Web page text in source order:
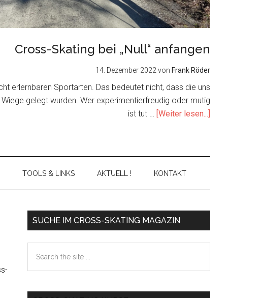
Cross-Skating bei „Null“ anfangen
14. Dezember 2022 von Frank Röder
erlernbaren Sportarten. Das bedeutet nicht, dass die uns
gelegt wurden. Wer experimentierfreudig oder mutig
ist tut … [Weiter lesen...]
TOOLS & LINKS AKTUELL ! KONTAKT
Primary
SUCHE IM CROSS-SKATING MAGAZIN
the